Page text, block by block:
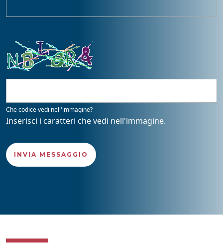
Che codice vedi nell'immagine?
Inserisci i caratteri che vedi nell'immagine.